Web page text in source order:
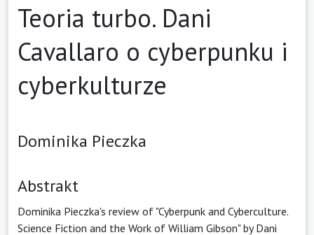
Teoria turbo. Dani
Cavallaro o cyberpunku i
cyberkulturze
Dominika Pieczka
Abstrakt
Dominika Pieczka's review of "Cyberpunk and Cyberculture.
Science Fiction and the Work of William Gibson" by Dani